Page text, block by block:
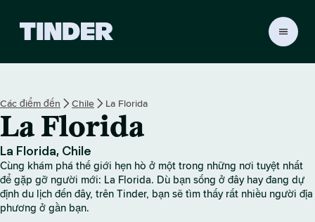
c
h
ủ
i
n
d
Các điểm đến Chile La Florida
La Florida
La Florida, Chile
Cùng khám phá thế giới hẹn hò ở một trong những nơi tuyệt nhất
để gặp gỡ người mới: La Florida. Dù bạn sống ở đây hay đang dự
định du lịch đến đây, trên Tinder, bạn sẽ tìm thấy rất nhiều người địa
phương ở gần bạn.